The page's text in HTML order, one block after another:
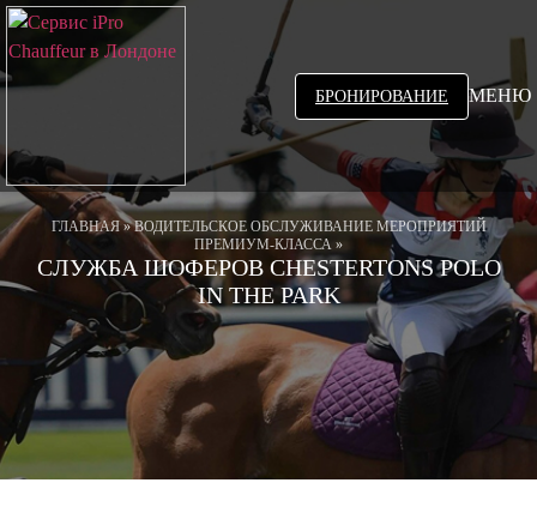
БРОНИРОВАНИЕ МЕНЮ
ГЛАВНАЯ»ВОДИТЕЛЬСКОЕ ОБСЛУЖИВАНИЕ МЕРОПРИЯТИЙ
ПРЕМИУМ-КЛАССА »
СЛУЖБА ШОФЕРОВ CHESTERTONS POLO
IN THE PARK